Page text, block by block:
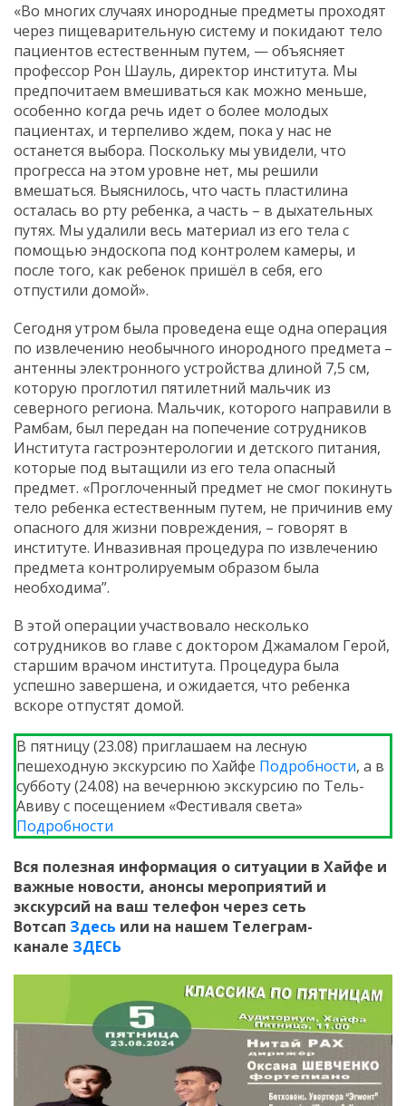
«Во многих случаях инородные предметы проходят
через пищеварительную систему и покидают тело
пациентов естественным путем, — объясняет
профессор Рон Шауль, директор института. Мы
предпочитаем вмешиваться как можно меньше,
особенно когда речь идет о более молодых
пациентах, и терпеливо ждем, пока у нас не
останется выбора. Поскольку мы увидели, что
прогресса на этом уровне нет, мы решили
вмешаться. Выяснилось, что часть пластилина
осталась во рту ребенка, а часть – в дыхательных
путях. Мы удалили весь материал из его тела с
помощью эндоскопа под контролем камеры, и
после того, как ребенок пришёл в себя, его
отпустили домой».
Сегодня утром была проведена еще одна операция
по извлечению необычного инородного предмета –
антенны электронного устройства длиной 7,5 см,
которую проглотил пятилетний мальчик из
северного региона. Мальчик, которого направили в
Рамбам, был передан на попечение сотрудников
Института гастроэнтерологии и детского питания,
которые под вытащили из его тела опасный
предмет. «Проглоченный предмет не смог покинуть
тело ребенка естественным путем, не причинив ему
опасного для жизни повреждения, – говорят в
институте. Инвазивная процедура по извлечению
предмета контролируемым образом была
необходима”.
В этой операции участвовало несколько
сотрудников во главе с доктором Джамалом Герой,
старшим врачом института. Процедура была
успешно завершена, и ожидается, что ребенка
вскоре отпустят домой.
В пятницу (23.08) приглашаем на лесную
пешеходную экскурсию по Хайфе Подробности, а в
субботу (24.08) на вечернюю экскурсию по Тель-
Авиву с посещением «Фестиваля света»
Подробности
Вся полезная информация о ситуации в Хайфе и
важные новости, анонсы мероприятий и
экскурсий на ваш телефон через сеть
Вотсап Здесь или на нашем Телеграм-
канале ЗДЕСЬ